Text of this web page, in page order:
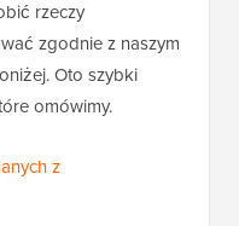
rzeczy
zgodnie z naszym
Oto szybki
omówimy.
z